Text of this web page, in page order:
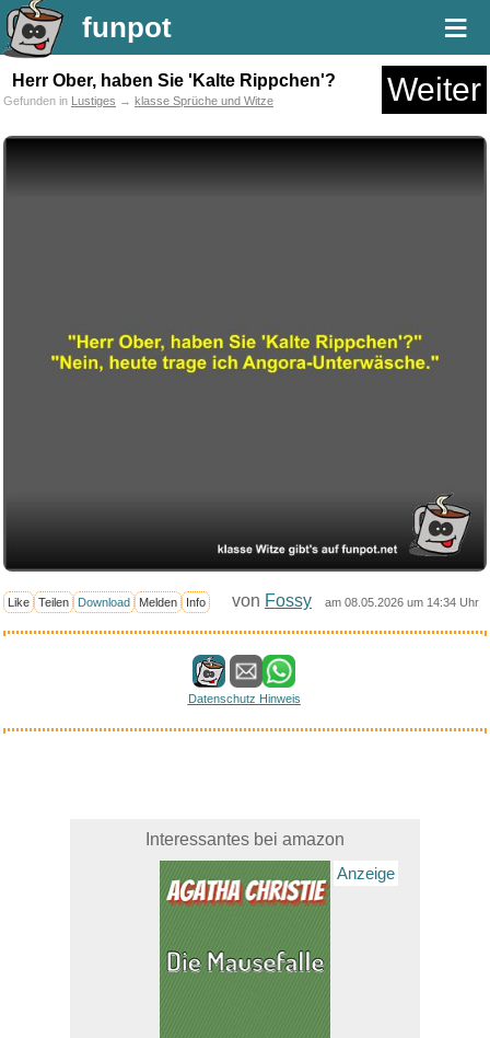
funpot ≡
Herr Ober, haben Sie 'Kalte Rippchen'? Weiter
Gefunden in Lustiges → klasse Sprüche und Witze
Like Teilen Download Melden Info von Fossy am 08.05.2026 um 14:34 Uhr
Datenschutz Hinweis
Interessantes bei amazon
Anzeige